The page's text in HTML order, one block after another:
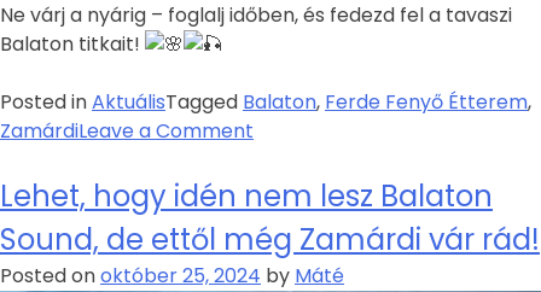
Ne várj a nyárig – foglalj időben, és fedezd fel a tavaszi
Balaton titkait!
Posted inAktuálisTagged Balaton, Ferde Fenyő Étterem,
ZamárdiLeave a Comment
Lehet, hogy idén nem lesz Balaton
Sound, de ettől még Zamárdi vár rád!
Posted onoktóber 25, 2024 by Máté